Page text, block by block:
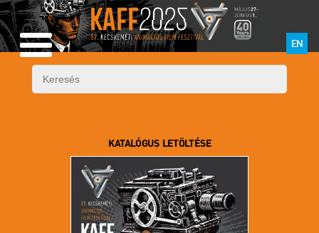
EN
KATALÓGUS LETÖLTÉSE